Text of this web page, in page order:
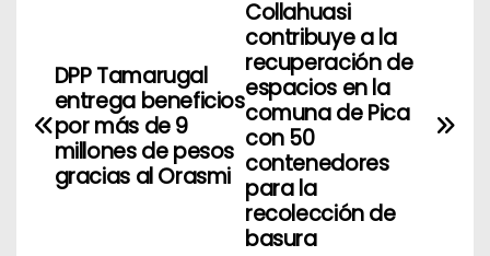
v
Collahuasi
contribuye a la
recuperación de
espacios en la
comuna de Pica
con 50
contenedores
para la
recolección de
basura
DPP Tamarugal
entrega beneficios
por más de 9
millones de pesos
gracias al Orasmi